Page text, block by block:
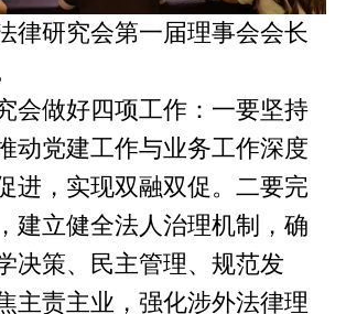
律研究会第一届理事会会长
会做好四项工作：一要坚持
动党建工作与业务工作深度
进，实现双融双促。二要完
建立健全法人治理机制，确
决策、民主管理、规范发
主责主业，强化涉外法律理